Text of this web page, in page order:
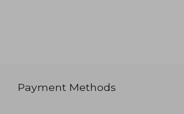
Payment Methods